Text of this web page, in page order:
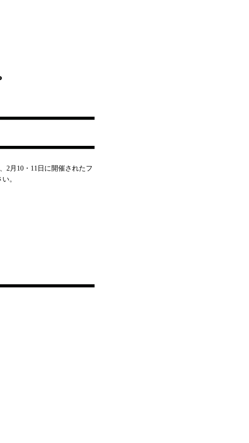
2月10・11日に開催されたフ
。